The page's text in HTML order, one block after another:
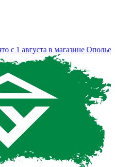
1 августа в магазине Ополье